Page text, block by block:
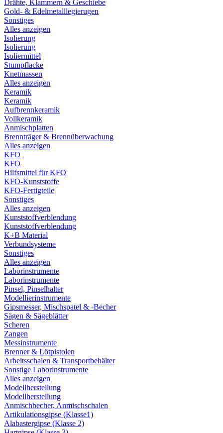
Drähte, Klammern & Geschiebe
Gold- & Edelmetalllegierugen
Sonstiges
Alles anzeigen
Isolierung
Isolierung
Isoliermittel
Stumpflacke
Knetmassen
Alles anzeigen
Keramik
Keramik
Aufbrennkeramik
Vollkeramik
Anmischplatten
Brennträger & Brennüberwachung
Alles anzeigen
KFO
KFO
Hilfsmittel für KFO
KFO-Kunststoffe
KFO-Fertigteile
Sonstiges
Alles anzeigen
Kunststoffverblendung
Kunststoffverblendung
K+B Material
Verbundsysteme
Sonstiges
Alles anzeigen
Laborinstrumente
Laborinstrumente
Pinsel, Pinselhalter
Modellierinstrumente
Gipsmesser, Mischspatel & -Becher
Sägen & Sägeblätter
Scheren
Zangen
Messinstrumente
Brenner & Lötpistolen
Arbeitsschalen & Transportbehälter
Sonstige Laborinstrumente
Alles anzeigen
Modellherstellung
Modellherstellung
Anmischbecher, Anmischschalen
Artikulationsgipse (Klasse1)
Alabastergipse (Klasse 2)